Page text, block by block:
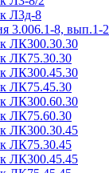
Л3д-8
3.006.1-8, вып.1-2
ЛК300.30.30
ЛК75.30.30
ЛК300.45.30
ЛК75.45.30
ЛК300.60.30
ЛК75.60.30
ЛК300.30.45
ЛК75.30.45
ЛК300.45.45